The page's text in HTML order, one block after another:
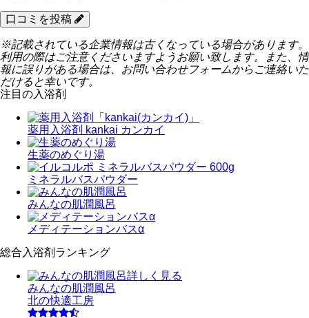
口コミを投稿
※記載されている企業情報は古くなっている場合があります。
利用の際はご注意くださいますようお願い致します。また、情
報に誤りがある場合は、お問い合わせフォームからご連絡いた
だけると幸いです。
注目の入浴剤
薬用入浴剤 kankai カンカイ
生薬のめぐり湯
ミネラルバスパウダー
みんなの肌潤風呂
メディテーションバスα
総合入浴剤ランキング
詳しく見る
みんなの肌潤風呂
北の快適工房